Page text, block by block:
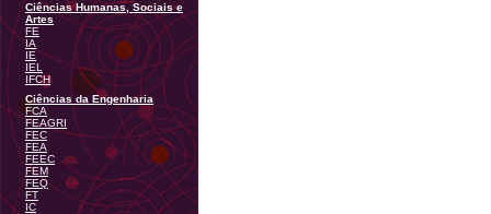
Ciências Humanas, Sociais e
Artes
FE
IA
IE
IEL
IFCH
Ciências da Engenharia
FCA
FEAGRI
FEC
FEA
FEEC
FEM
FEQ
FT
IC